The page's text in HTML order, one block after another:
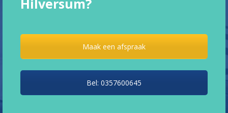
Hilversum?
Maak een afspraak
Bel: 0357600645